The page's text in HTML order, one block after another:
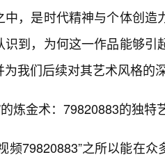
中，是时代精神与个体创
识到，为何这一作品能够
为我们后续对其艺术风格的
的炼金术：79820883的独特
频79820883”之所以能在